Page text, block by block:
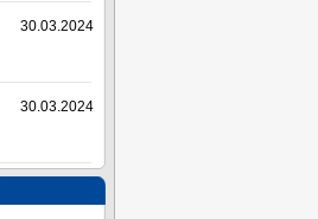
30.03.2024
30.03.2024